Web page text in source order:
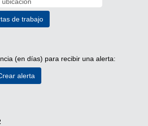
(en días) para recibir una alerta:
alerta